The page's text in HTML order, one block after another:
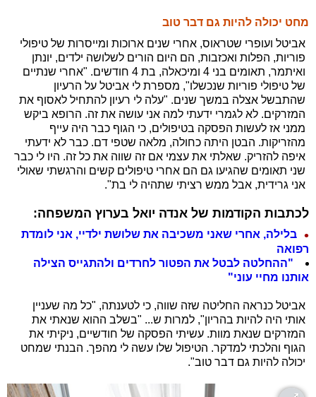
מחט יכולה להיות גם דבר טוב
אביטל ועופרי שטראוס, אחרי שנים ארוכות ומייסרות של טיפולי
פוריות, הפלות ואכזבות, הם היום הורים לשלושה ילדים, יונתן
ואיתמר, תאומים בני 4 ומיכאלה, בת 4 חודשים. "אחרי שנתיים
של טיפולי פוריות שנכשלו", מספרת לי אביטל על הרעיון
שהתבשל אצלה במשך שנים. "עלה לי רעיון להתחיל לאסוף את
המזרקים. לא לגמרי ידעתי למה אני עושה את זה. הרופא ביקש
ממני אז לעשות הפסקה בטיפולים, כי הגוף כבר היה עייף
מהזריקות. הבטן היתה כחולה, מלאה שטפי דם. כבר לא ידעתי
איפה להזריק. שאלתי את עצמי אם זה שווה את כל זה. היו לי כבר
שני תאומים שהגיעו גם הם אחרי טיפולים קשים והרגשתי שאולי
אני גרידית, אבל ממש רציתי שתהיה לי בת".
לכתבות הקודמות של אנדה יואל בערוץ המשפחה:
בלילה, אחרי שאני משכיבה את שלושת ילדיי, אני לומדת
רפואה
"ההחלטה לבטל את הפטור לחרדים ולהתגייס הצילה
אותנו מחיי עוני"
אביטל כנראה החליטה שזה שווה, כי לטענתה, "כל מה שעניין
אותי היה להיות בהריון", למרות ש... "בשלב ההוא שנאתי את
המזרקים שנאת מוות. עשיתי הפסקה של חודשיים, ניקיתי את
הגוף והלכתי למדקר. הטיפול שלו עשה לי מהפך. הבנתי שמחט
יכולה להיות גם דבר טוב".